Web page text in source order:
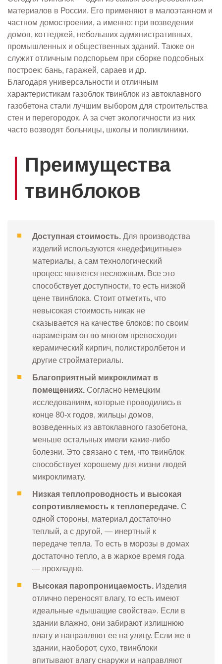
материалов в России. Его применяют в малоэтажном и
частном домостроении, а именно: при возведении
домов, коттеджей, небольших административных,
промышленных и общественных зданий. Также он
служит отличным подспорьем при сборке подсобных
построек: бань, гаражей, сараев и др.
Благодаря универсальности и отличным
характеристикам газоблок твинблок из автоклавного
газобетона стали лучшим выбором для строительства
стен и перегородок. А за счет экологичности из них
часто возводят больницы, школы и поликлиники.
Преимущества
твинблоков
Доступная стоимость. Для производства
изделий используются «недефицитные»
материалы, а сам технологический
процесс является несложным. Все это
способствует доступности, то есть низкой
цене твинблока. Стоит отметить, что
невысокая стоимость никак не
сказывается на качестве блоков: по своим
параметрам он во многом превосходит
керамический кирпич, полистиролбетон и
другие стройматериалы.
Благоприятный микроклимат в
помещениях. Согласно немецким
исследованиям, которые проводились в
конце 80-х годов, жильцы домов,
возведенных из автоклавного газобетона,
меньше остальных имели какие-либо
болезни. Это связано с тем, что твинблок
способствует хорошему для жизни людей
микроклимату.
Н изкая теплопроводность и высокая
сопротивляемость к теплопередаче. С
одной стороны, материал достаточно
теплый, а с другой, — инертный к
передаче тепла. То есть в морозы в домах
достаточно тепло, а в жаркое время года
— прохладно.
Высокая паропроницаемость. Изделия
отлично переносят влагу, то есть имеют
идеальные «дышащие свойства». Если в
здании влажно, они забирают излишнюю
влагу и направляют ее на улицу. Если же в
здании, наоборот, сухо, твинблоки
впитывают влагу снаружи и направляют